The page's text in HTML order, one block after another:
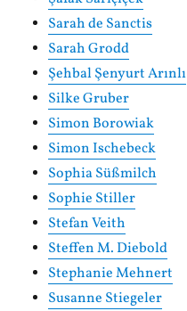
Sarah de Sanctis
Sarah Grodd
Şehbal Şenyurt Arınlı
Silke Gruber
Simon Borowiak
Simon Ischebeck
Sophia Süßmilch
Sophie Stiller
Stefan Veith
Steffen M. Diebold
Stephanie Mehnert
Susanne Stiegeler